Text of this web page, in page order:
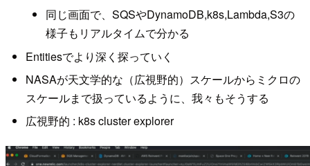
同じ画面で、SQSやDynamoDB,k8s,Lambda,S3の
様子もリアルタイムで分かる
Entitiesでより深く探っていく
NASAが天文学的な（広視野的）スケールからミクロの
スケールまで扱っているように、我々もそうする
広視野的 : k8s cluster explorer